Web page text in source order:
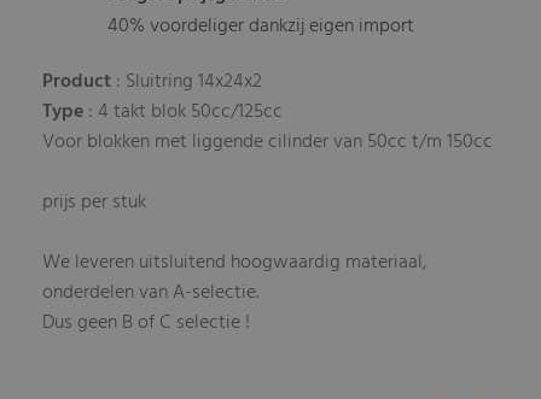
40% voordeliger dankzij eigen import
Product: Sluitring 14x24x2
Type: 4 takt blok 50cc/125cc
Voor blokken met liggende cilinder van 50cc t/m 150cc
prijs per stuk
We leveren uitsluitend hoogwaardig materiaal,
onderdelen van A-selectie.
Dus geen B of C selectie !